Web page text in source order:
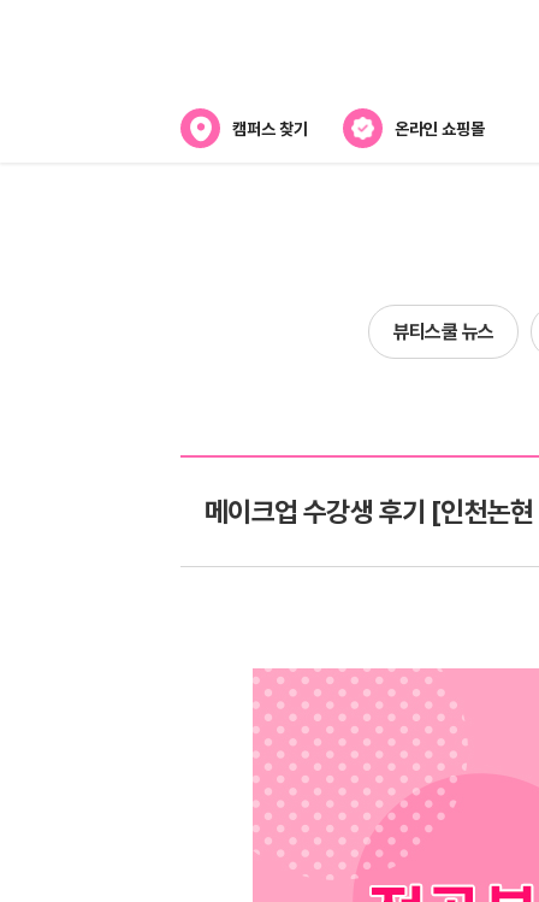
캠퍼스 찾기 온라인 쇼핑몰
전국캠퍼스 찾기
제휴협력사
뷰티스쿨 뉴스
메이크업 수강생 후기 [인천논